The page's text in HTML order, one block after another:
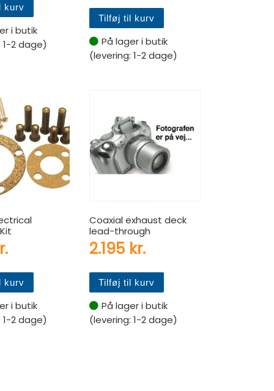
kurv
i butik
2 dage)
Tilføj til kurv
På lager i butik
(levering: 1-2 dage)
kurv
i butik
2 dage)
Coaxial exhaust deck
lead-through
2.195 kr.
Tilføj til kurv
På lager i butik
(levering: 1-2 dage)